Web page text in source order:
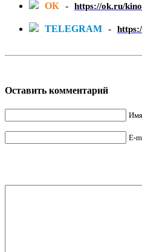
ОК - https://ok.ru/
TELEGRAM -
Оставить комментарий
E-